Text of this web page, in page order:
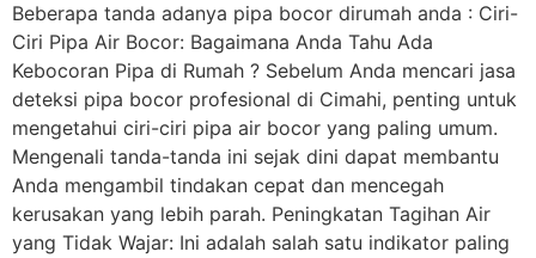
Beberapa tanda adanya pipa bocor dirumah anda : Ciri-
Ciri Pipa Air Bocor: Bagaimana Anda Tahu Ada
Kebocoran Pipa di Rumah ? Sebelum Anda mencari jasa
deteksi pipa bocor profesional di Cimahi, penting untuk
mengetahui ciri-ciri pipa air bocor yang paling umum.
Mengenali tanda-tanda ini sejak dini dapat membantu
Anda mengambil tindakan cepat dan mencegah
kerusakan yang lebih parah. Peningkatan Tagihan Air
yang Tidak Wajar: Ini adalah salah satu indikator paling